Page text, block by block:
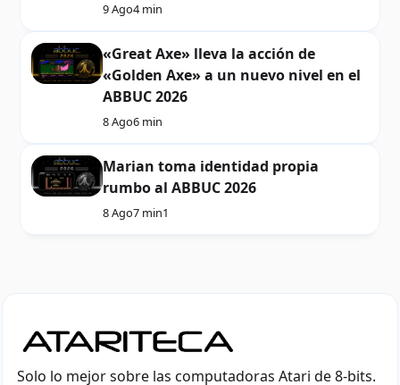
9 Ago4 min
«Great Axe» lleva la acción de
«Golden Axe» a un nuevo nivel en el
ABBUC 2026
8 Ago6 min
Marian toma identidad propia
rumbo al ABBUC 2026
8 Ago7 min1
Solo lo mejor sobre las computadoras Atari de 8-bits.